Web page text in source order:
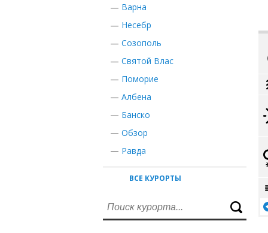
— Варна
— Несебр
— Созополь
— Святой Влас
— Поморие
— Албена
— Банско
— Обзор
— Равда
ВСЕ КУРОРТЫ